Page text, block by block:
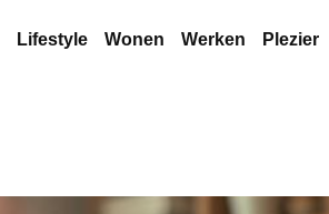
Lifestyle Wonen Werken Plezier